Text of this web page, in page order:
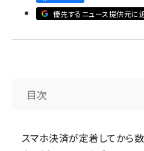
優先するニュース提供元に
目次
スマホ決済が定着してから